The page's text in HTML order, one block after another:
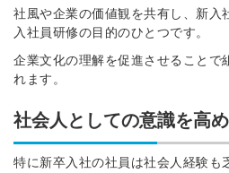
社風や企業の価値観を共有し、新入
入社員研修の目的のひとつです。
企業文化の理解を促進させることで
れます。
社会人としての意識を高
特に新卒入社の社員は社会人経験も